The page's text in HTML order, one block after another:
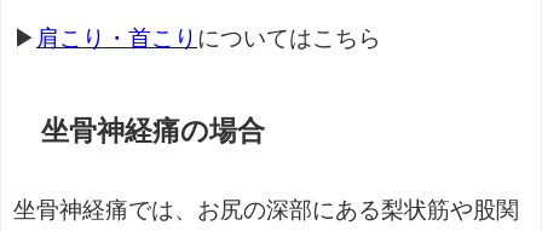
▶ 肩こり・首こり についてはこちら
坐骨神経痛の場合
坐骨神経痛では、お尻の深部にある梨状筋や股関